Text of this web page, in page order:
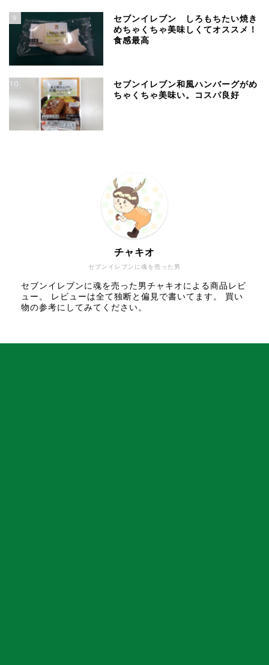
9
セブンイレブン しろもちたい焼き
めちゃくちゃ美味しくてオススメ！
食感最高
10
セブンイレブン和風ハンバーグがめ
ちゃくちゃ美味い。コスパ良好
セブンイレブンに魂を売った男
チャキオ
セブンイレブンに魂を売った男チャキオによる商品レビ
ュー。 レビューは全て独断と偏見で書いてます。 買い
物の参考にしてみてください。